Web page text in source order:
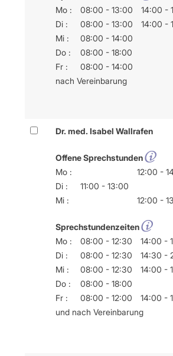
Mo :
08:00 - 13:00
14:00 -
Di :
08:00 - 13:00
14:00 -
Mi :
08:00 - 14:00
Do :
08:00 - 18:00
Fr :
08:00 - 14:00
nach Vereinbarung
Dr. med. Isabel Wallrafen
Offene Sprechstunden
Mo :
12:00 -
Di :
11:00 - 13:00
Mi :
12:00 -
Sprechstundenzeiten
Mo :
08:00 - 12:30
14:00 -
Di :
08:00 - 12:30
14:30 -
Mi :
08:00 - 12:30
14:00 -
Do :
08:00 - 18:00
Fr :
08:00 - 12:00
14:00 -
und nach Vereinbarung